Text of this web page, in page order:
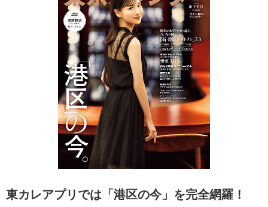
東カレアプリでは「港区の今」を完全網羅！